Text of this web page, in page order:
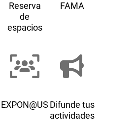
Reserva
de
espacios
FAMA
EXPON@US Difunde tus
actividades